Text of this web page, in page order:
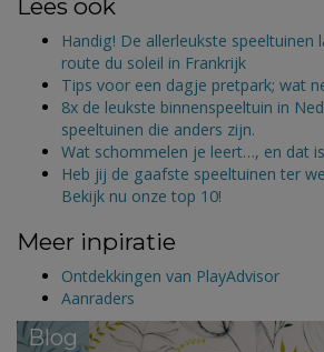
Lees ook
Handig! De allerleukste speeltuinen
route du soleil in Frankrijk
Tips voor een dagje pretpark; wat
8x de leukste binnenspeeltuin in
speeltuinen die anders zijn.
Wat schommelen je leert…, en dat
Heb jij de gaafste speeltuinen ter
Bekijk nu onze top 10!
Meer inpiratie
Ontdekkingen van PlayAdvisor
Aanraders
Blog